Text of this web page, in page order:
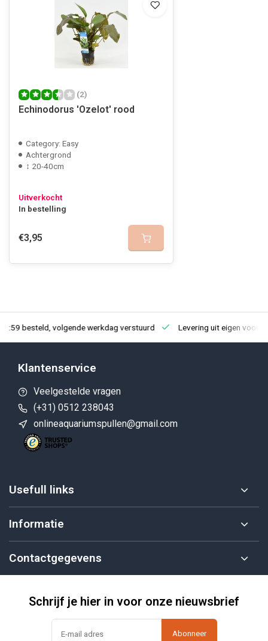
(2)
Echinodorus 'Ozelot' rood
Category: Easy
Achtergrond
↕ 20-40cm
Uitverkocht
In bestelling
€3,95
besteld, volgende werkdag verstuurd Levering uit eigen
Klantenservice
Veelgestelde vragen
(+31) 0512 238043
onlineaquariumspullen@gmail.com
Usefull links
Informatie
Contactgegevens
Schrijf je hier in voor onze nieuwsbrief
Abonneer